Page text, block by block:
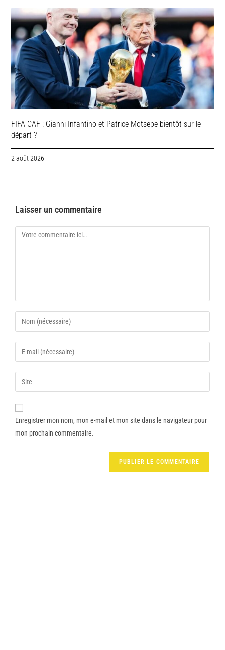
FIFA-CAF : Gianni Infantino et Patrice Motsepe bientôt sur le
départ ?
2 août 2026
Laisser un commentaire
Enregistrer mon nom, mon e-mail et mon site dans le navigateur pour
mon prochain commentaire.